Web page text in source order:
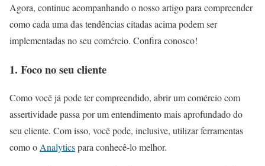
Agora, continue acompanhando o nosso artigo para compreender
como cada uma das tendências citadas acima podem ser
implementadas no seu comércio. Confira conosco!
1. Foco no seu cliente
Como você já pode ter compreendido, abrir um comércio com
assertividade passa por um entendimento mais aprofundado do
seu cliente. Com isso, você pode, inclusive, utilizar ferramentas
como oAnalyticspara conhecê-lo melhor.